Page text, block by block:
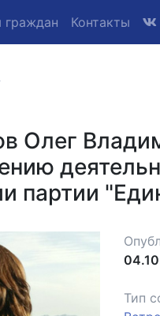
Контакты
Олег
партии
Тип